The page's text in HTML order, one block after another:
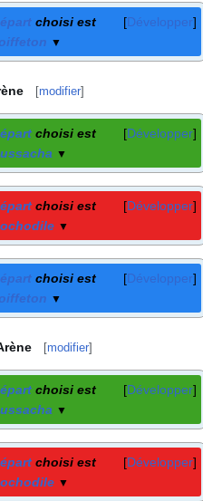
Développer
choisi est
▼
[modifier]
Développer
choisi est
▼
Développer
choisi est
▼
Développer
choisi est
▼
[modifier]
Développer
choisi est
▼
Développer
choisi est
▼